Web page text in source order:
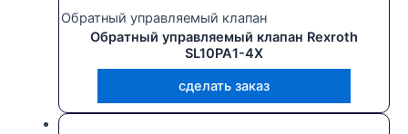
Обратный управляемый клапан
Обратный управляемый клапан Rexroth
SL10PA1-4X
сделать заказ